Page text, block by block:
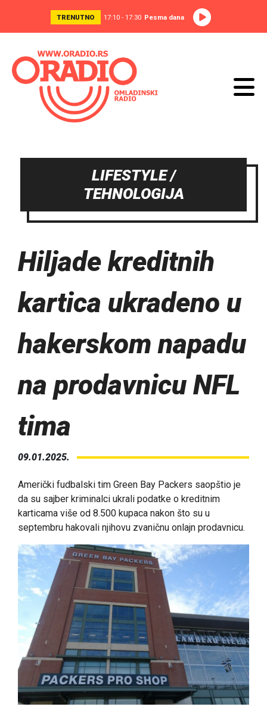
TRENUTNO 17:10 - 17:30 Pesma dana
LIFESTYLE /
TEHNOLOGIJA
Hiljade kreditnih
kartica ukradeno u
hakerskom napadu
na prodavnicu NFL
tima
09.01.2025.
Američki fudbalski tim Green Bay Packers saopštio je
da su sajber kriminalci ukrali podatke o kreditnim
karticama više od 8.500 kupaca nakon što su u
septembru hakovali njihovu zvaničnu onlajn prodavnicu.